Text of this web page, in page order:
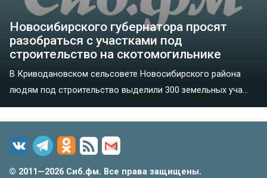
Новосибирского губернатора просят
разобраться с участками под
строительство на скотомогильнике
В Криводановском сельсовете Новосибирского района
людям под строительство выделили 300 земельных уча...
© 2011—2026 Сиб.фм. Все права защищены.